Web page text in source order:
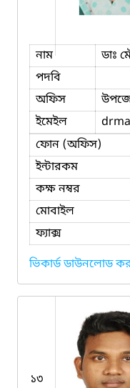
নাম
ডাঃ
পদবি
অফিস
ইমেইল
ফোন (অফিস)
ইন্টারকম
কক্ষ নম্বর
মোবাইল
ফ্যাক্স
ভিকার্ড ডাউনলোড
১৩